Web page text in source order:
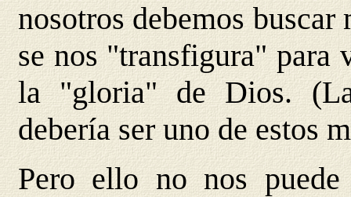
nosotros debemos
se nos "transfigura" para
la "gloria" de Dios.
debería ser uno de estos
Pero ello no nos